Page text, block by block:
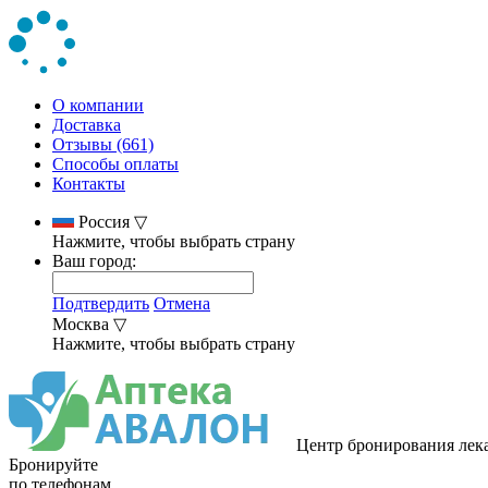
О компании
Доставка
Отзывы (661)
Способы оплаты
Контакты
Россия ▽
Нажмите, чтобы выбрать страну
Ваш город:
Подтвердить Отмена
Москва ▽
Нажмите, чтобы выбрать страну
Центр бронирования
Бронируйте
по телефонам